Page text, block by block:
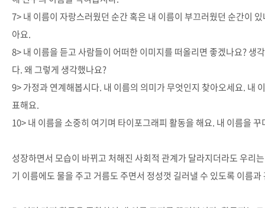
7> 내 이름이 자랑스러웠던 순간 혹은 내 이름이 부끄러웠던 순간이
아요.
8> 내 이름을 듣고 사람들이 어떠한 이미지를 떠올리면 좋겠나요? 생
다. 왜 그렇게 생각했나요?
9> 가정과 연계해봅시다. 내 이름의 의미가 무엇인지 찾아오세요. 내
표해요.
10> 내 이름을 소중히 여기며 타이포그래피 활동을 해요. 내 이름을
성장하면서 모습이 바뀌고 처해진 사회적 관계가 달라지더라도 우리
기 이름에도 물을 주고 거름도 주면서 정성껏 길러낼 수 있도록 이름